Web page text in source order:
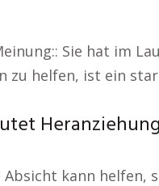
Sie hat im
zu helfen, ist ein
Absicht kann